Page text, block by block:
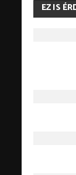
EZ IS